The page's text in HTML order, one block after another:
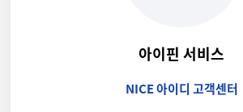
아이핀 서비스
NICE 아이디 고객센터